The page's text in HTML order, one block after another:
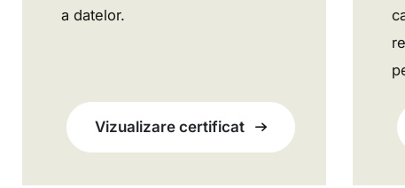
a datelor.
Vizualizare certificat